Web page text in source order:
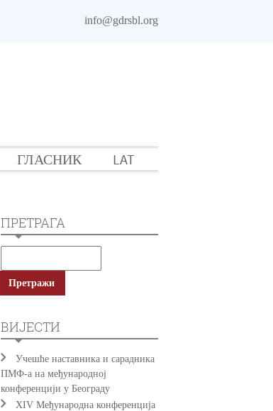
info@gdrsbl.org
ГЛАСНИК LAT
ПРЕТРАГА
ВИЈЕСТИ
Учешће наставника и сарадника
ПМФ-а на међународној
конференцији у Београду
XIV Међународна конференција